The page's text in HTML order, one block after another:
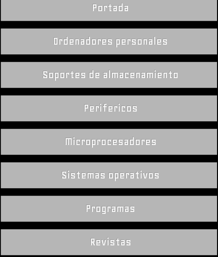
Portada
Ordenadores personales
Soportes de almacenamiento
Perifericos
Microprocesadores
Sistemas operativos
Programas
Revistas